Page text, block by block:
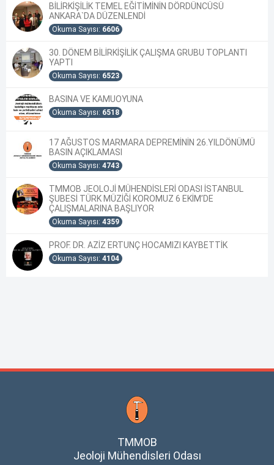
BİLİRKİŞİLİK TEMEL EĞİTİMİNİN DÖRDÜNCÜSÜ
ANKARA`DA DÜZENLENDİ
Okuma Sayısı: 6606
30. DÖNEM BİLİRKİŞİLİK ÇALIŞMA GRUBU TOPLANTI
YAPTI
Okuma Sayısı: 6523
BASINA VE KAMUOYUNA
Okuma Sayısı: 6518
17 AĞUSTOS MARMARA DEPREMİNİN 26.YILDÖNÜMÜ
BASIN AÇIKLAMASI
Okuma Sayısı: 4743
TMMOB JEOLOJİ MÜHENDİSLERİ ODASI İSTANBUL
ŞUBESİ TÜRK MÜZİĞİ KOROMUZ 6 EKİM’DE
ÇALIŞMALARINA BAŞLIYOR
Okuma Sayısı: 4359
PROF. DR. AZİZ ERTUNÇ HOCAMIZI KAYBETTİK
Okuma Sayısı: 4104
TMMOB
Jeoloji Mühendisleri Odası